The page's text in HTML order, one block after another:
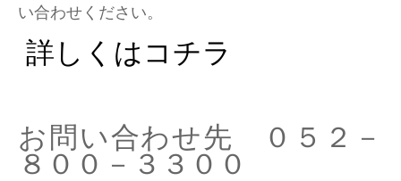
い合わせください。
詳しくはコチラ
お問い合わせ先 ０５２－
８００－３３００